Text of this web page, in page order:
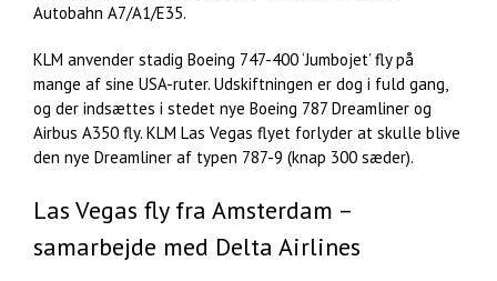
Autobahn A7/A1/E35.
KLM anvender stadig Boeing 747-400 ‘Jumbojet’ fly på
mange af sine USA-ruter. Udskiftningen er dog i fuld gang,
og der indsættes i stedet nye Boeing 787 Dreamliner og
Airbus A350 fly. KLM Las Vegas flyet forlyder at skulle blive
den nye Dreamliner af typen 787-9 (knap 300 sæder).
Las Vegas fly fra Amsterdam –
samarbejde med Delta Airlines